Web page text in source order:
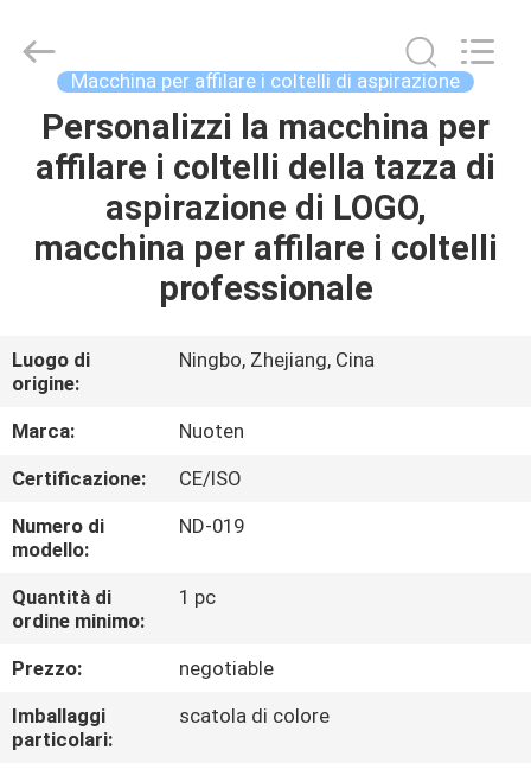
CASA.
PRODOTTI
SU
DI
NOI
VISITA
DELLA
FABBRICA
CONTROLLO
DELLA
QUALITÀ
Norton
Electric
Appliance
Macchina per affilare i coltelli di aspirazione
Personalizzi la macchina per
affilare i coltelli della tazza di
aspirazione di LOGO,
macchina per affilare i coltelli
professionale
Luogo di
origine:
Ningbo, Zhejiang, Cina
Marca:
Nuoten
Certificazione:
CE/ISO
Numero di
modello:
ND-019
Quantità di
ordine minimo:
1 pc
Prezzo:
negotiable
Imballaggi
particolari:
scatola di colore